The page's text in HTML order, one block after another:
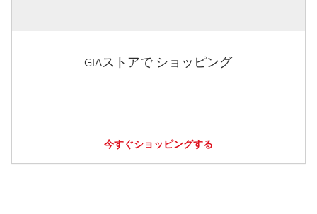
GIAストアで ショッピング
今すぐショッピングする